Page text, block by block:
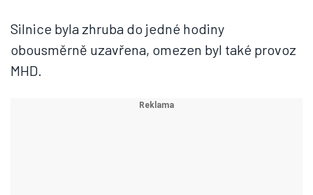
Silnice byla zhruba do jedné hodiny
obousměrně uzavřena, omezen byl také provoz
MHD.